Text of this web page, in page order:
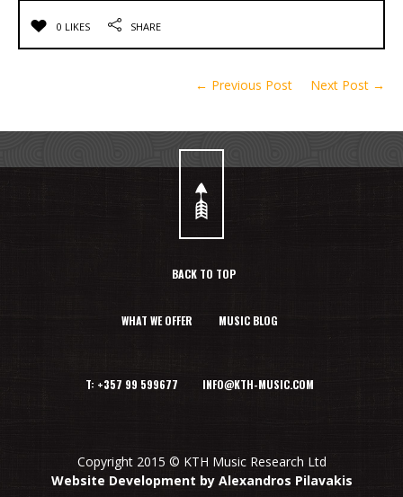
0 LIKES SHARE
← Previous Post Next Post →
BACK TO TOP
WHAT WE OFFER MUSIC BLOG
T: +357 99 599677 INFO@KTH-MUSIC.COM
Copyright 2015 © KTH Music Research Ltd
Website Development by Alexandros Pilavakis